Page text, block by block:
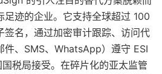
足迹的企业。它支持全球超过 100
签名，通过加密审计跟踪、访问代
件、SMS、WhatsApp）遵守 ESI
税局接受。在碎片化的亚太监管